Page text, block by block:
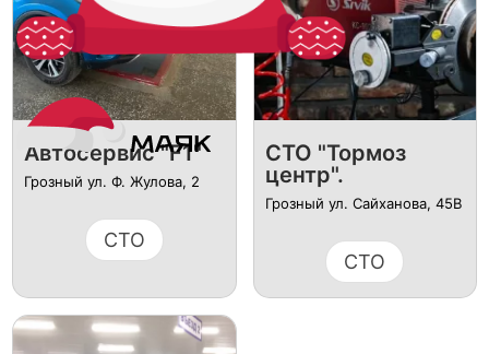
Автосервис "F1"
Грозный ул. Ф. Жулова, 2
СТО
СТО "Тормоз
центр".
Грозный ул. Сайханова, 45В
СТО